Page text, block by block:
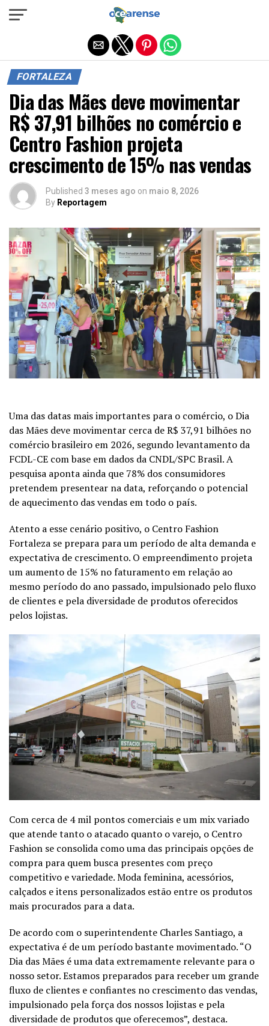
FORTALEZA
Dia das Mães deve movimentar
R$ 37,91 bilhões no comércio e
Centro Fashion projeta
crescimento de 15% nas vendas
Published 3 meses ago on maio 8, 2026
By Reportagem
Uma das datas mais importantes para o comércio, o Dia
das Mães deve movimentar cerca de R$ 37,91 bilhões no
comércio brasileiro em 2026, segundo levantamento da
FCDL-CE com base em dados da CNDL/SPC Brasil. A
pesquisa aponta ainda que 78% dos consumidores
pretendem presentear na data, reforçando o potencial
de aquecimento das vendas em todo o país.
Atento a esse cenário positivo, o Centro Fashion
Fortaleza se prepara para um período de alta demanda e
expectativa de crescimento. O empreendimento projeta
um aumento de 15% no faturamento em relação ao
mesmo período do ano passado, impulsionado pelo fluxo
de clientes e pela diversidade de produtos oferecidos
pelos lojistas.
Com cerca de 4 mil pontos comerciais e um mix variado
que atende tanto o atacado quanto o varejo, o Centro
Fashion se consolida como uma das principais opções de
compra para quem busca presentes com preço
competitivo e variedade. Moda feminina, acessórios,
calçados e itens personalizados estão entre os produtos
mais procurados para a data.
De acordo com o superintendente Charles Santiago, a
expectativa é de um período bastante movimentado. “O
Dia das Mães é uma data extremamente relevante para o
nosso setor. Estamos preparados para receber um grande
fluxo de clientes e confiantes no crescimento das vendas,
impulsionado pela força dos nossos lojistas e pela
diversidade de produtos que oferecemos”, destaca.
Sair da versão mobile